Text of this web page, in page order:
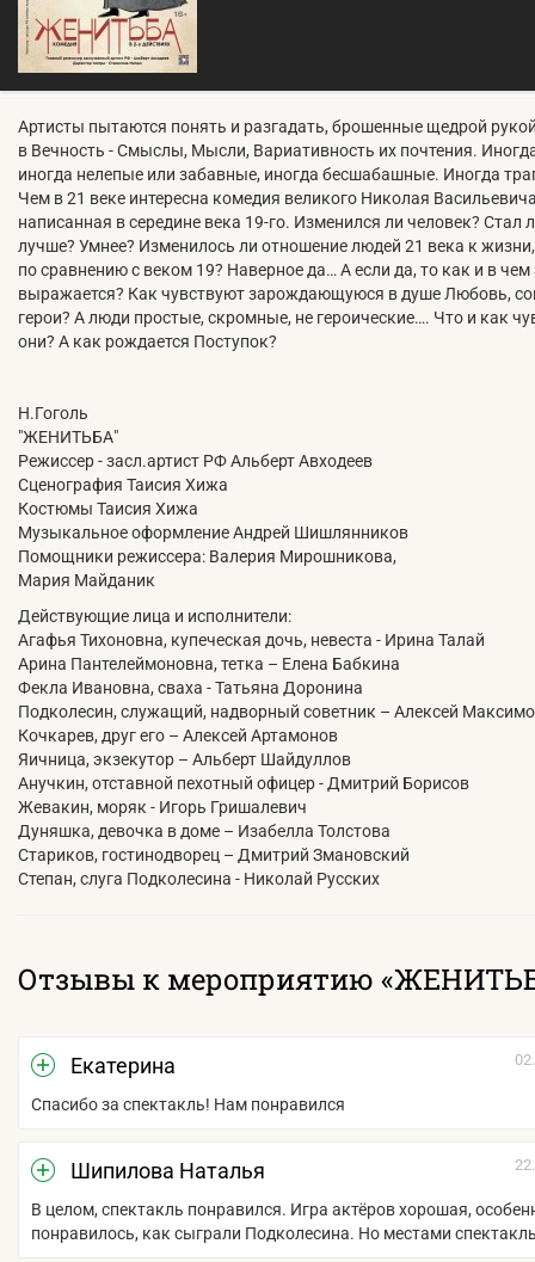
Артисты пытаются понять и разгадать, брошенные щедрой
в Вечность - Смыслы, Мысли, Вариативность их почтения.
иногда нелепые или забавные, иногда бесшабашные. Иногда
Чем в 21 веке интересна комедия великого Николая
написанная в середине века 19-го. Изменился ли человек? Стал
лучше? Умнее? Изменилось ли отношение людей 21 века к
по сравнению с веком 19? Наверное да… А если да, то как и в чем
выражается? Как чувствуют зарождающуюся в душе Любовь,
герои? А люди простые, скромные, не героические…. Что и как
они? А как рождается Поступок?
Н.Гоголь
"ЖЕНИТЬБА"
Режиссер - засл.артист РФ Альберт Авходеев
Сценография Таисия Хижа
Костюмы Таисия Хижа
Музыкальное оформление Андрей Шишлянников
Помощники режиссера: Валерия Мирошникова,
Мария Майданик
Действующие лица и исполнители:
Агафья Тихоновна, купеческая дочь, невеста - Ирина Талай
Арина Пантелеймоновна, тетка – Елена Бабкина
Фекла Ивановна, сваха - Татьяна Доронина
Подколесин, служащий, надворный советник – Алексей
Кочкарев, друг его – Алексей Артамонов
Яичница, экзекутор – Альберт Шайдуллов
Анучкин, отставной пехотный офицер - Дмитрий Борисов
Жевакин, моряк - Игорь Гришалевич
Дуняшка, девочка в доме – Изабелла Толстова
Стариков, гостинодворец – Дмитрий Змановский
Степан, слуга Подколесина - Николай Русских
Отзывы к мероприятию
Екатерина
Спасибо за спектакль! Нам понравился
Шипилова Наталья
В целом, спектакль понравился. Игра актёров хорошая,
понравилось, как сыграли Подколесина. Но местами